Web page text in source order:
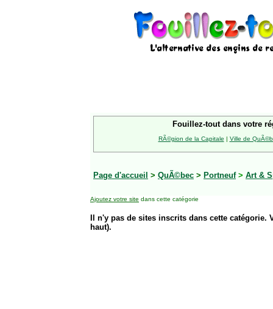
Fouillez-tout dans votre
RÃ©gion de la Capitale | Ville de
Page d'accueil > QuÃ©bec > Portneuf > Art &
Ajoutez votre site dans cette catégorie
Il n'y pas de sites inscrits dans cette
haut).